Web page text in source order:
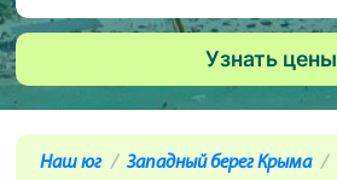
Наш юг Западный берег Крыма